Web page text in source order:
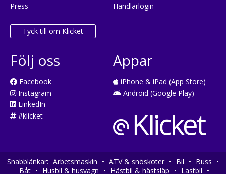
Press
Tyck till om Klicket
Handlarlogin
Följ oss
Facebook
Instagram
LinkedIn
#klicket
Appar
iPhone & iPad (App Store)
Android (Google Play)
Snabblänkar: Arbetsmaskin • ATV & snöskoter • Bil • Buss •
Båt • Husbil & husvagn • Hästbil & hästsläp • Lastbil •